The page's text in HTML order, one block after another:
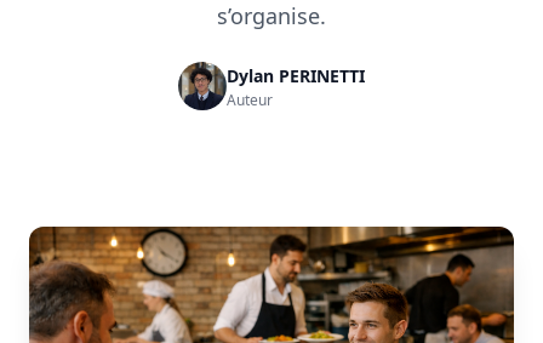
s’organise.
Dylan PERINETTI
Auteur